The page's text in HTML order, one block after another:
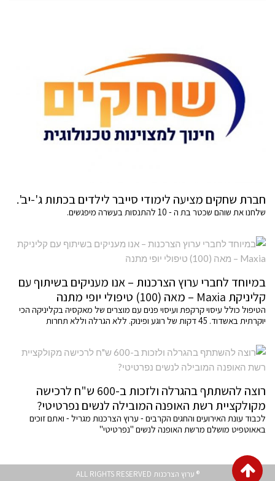
חברת שחקים מציעה לימודי סייבר לילדים בכתות ג'-יב'.
שלחנו את שוהם שכטר בת ה - 10 להתנסות בעשרה מיפגשים.
במיוחד לחברי ערוץ הצרכנות – אנו מעניקים בשיתוף עם
קליניקת Maxia – מאה (100) טיפולי יופי מתנה
הטיפול כולל עיסוי קרקפת ועיסוי פנים עם מוצרים של מאקסיה בקליניקה הכי
יוקרתית באשדוד. 45 דקות של רוגע ופינוק. ללא הגרלה וללא תחרות
רוצה להשתתף בהגרלה ולזכות ב-600 ש"ח לרכישה
מקולקציית רשת האופנה המובילה לנשים נפרטיטי?
לכבוד עונת האירועים והחגים הקרבים - ערוץ הצרכנות מגריל - ואתם זוכים
באאוטפיט מושלם מרשת האופנה לנשים "נפרטיטי"
® ערוץ הצרכנות ALL RIGHTS RESERVED גלילה